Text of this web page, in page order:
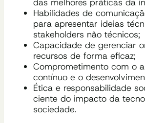
Habilidades de
para apresentar ideias
stakeholders não técnicos;
Capacidade de gerenciar
recursos de forma eficaz;
Comprometimento com o
contínuo e o
Ética e responsabilidade
ciente do impacto da
sociedade.